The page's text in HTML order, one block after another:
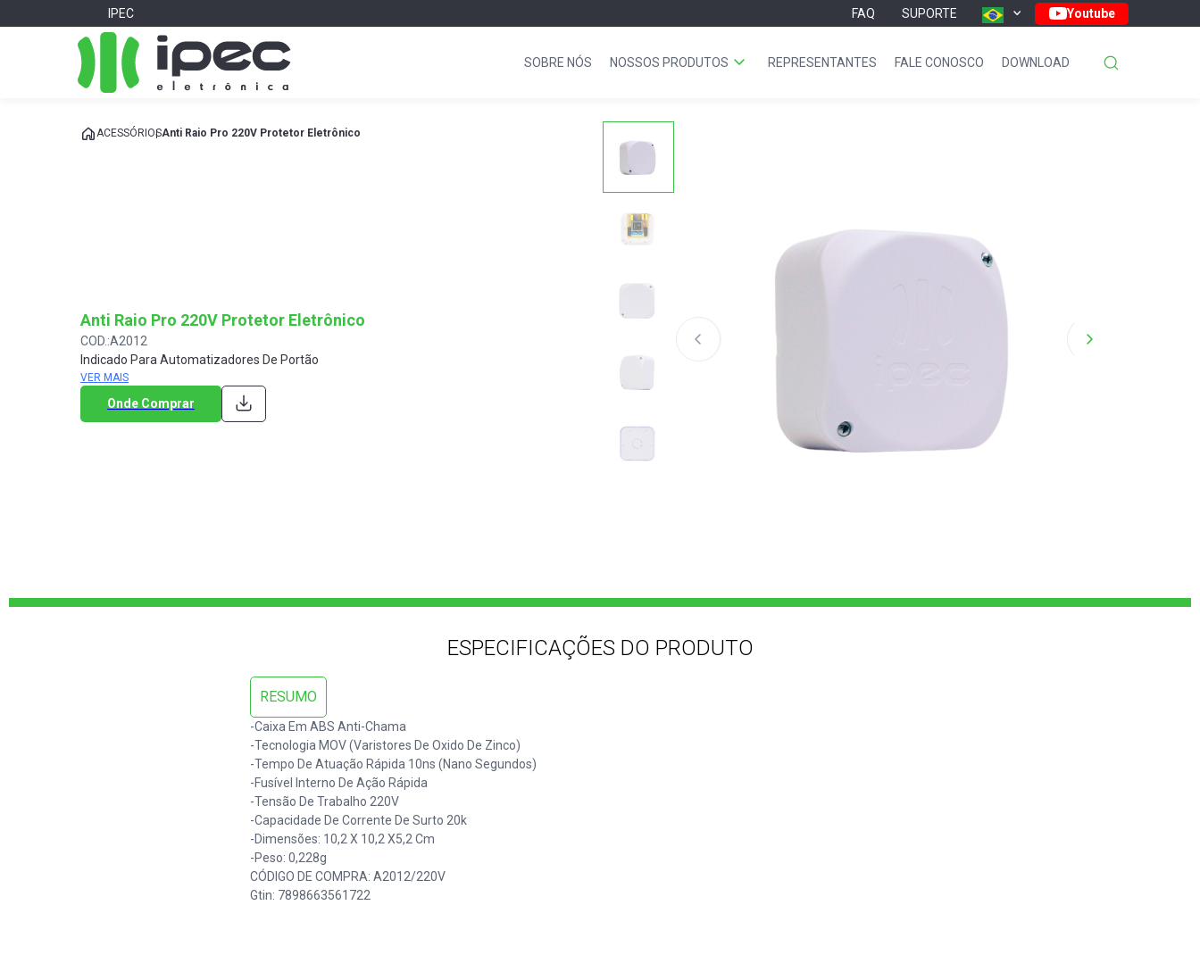
IPEC FAQ SUPORTE Youtube
SOBRE NÓS NOSSOS PRODUTOS REPRESENTANTES FALE CONOSCO DOWNLOAD
ACESSÓRIOSAnti Raio Pro 220V Protetor Eletrônico
Anti Raio Pro 220V Protetor Eletrônico
COD.:A2012
Indicado Para Automatizadores De Portão
VER MAIS
Onde Comprar
ESPECIFICAÇÕES DO PRODUTO
RESUMO
-Caixa Em ABS Anti-Chama
-Tecnologia MOV (Varistores De Oxido De Zinco)
-Tempo De Atuação Rápida 10ns (Nano Segundos)
-Fusível Interno De Ação Rápida
-Tensão De Trabalho 220V
-Capacidade De Corrente De Surto 20k
-Dimensões: 10,2 X 10,2 X5,2 Cm
-Peso: 0,228g
CÓDIGO DE COMPRA: A2012/220V
Gtin: 7898663561722